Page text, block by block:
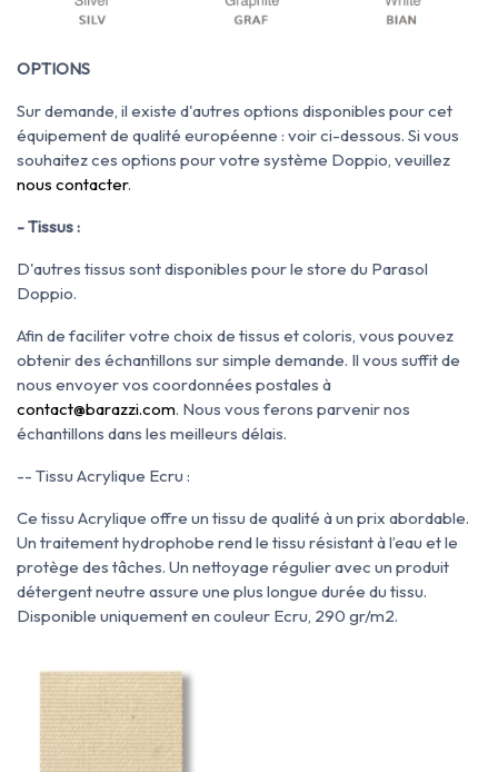
OPTIONS
Sur demande, il existe d'autres options disponibles pour cet
équipement de qualité européenne : voir ci-dessous. Si vous
souhaitez ces options pour votre système Doppio, veuillez
nous contacter.
- Tissus :
D'autres tissus sont disponibles pour le store du Parasol
Doppio.
Afin de faciliter votre choix de tissus et coloris, vous pouvez
obtenir des échantillons sur simple demande. Il vous suffit de
nous envoyer vos coordonnées postales à
contact@barazzi.com. Nous vous ferons parvenir nos
échantillons dans les meilleurs délais.
-- Tissu Acrylique Ecru :
Ce tissu Acrylique offre un tissu de qualité à un prix abordable.
Un traitement hydrophobe rend le tissu résistant à l’eau et le
protège des tâches. Un nettoyage régulier avec un produit
détergent neutre assure une plus longue durée du tissu.
Disponible uniquement en couleur Ecru, 290 gr/m2.